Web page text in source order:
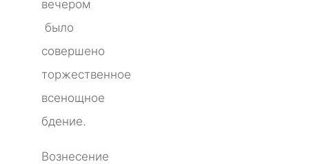
вечером
было
совершено
торжественное
всенощное
бдение.
Вознесение